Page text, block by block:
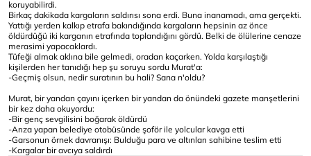
koruyabilirdi.
Birkaç dakikada kargaların saldırısı sona erdi. Buna inanamadı, ama gerçekti.
Yattığı yerden kalkıp etrafa bakındığında kargaların hepsinin az önce
öldürdüğü iki karganın etrafında toplandığını gördü. Belki de ölülerine cenaze
merasimi yapacaklardı.
Tüfeği almak aklına bile gelmedi, oradan kaçarken. Yolda karşılaştığı
kişilerden her tanıdığı hep şu soruyu sordu Murat'a:
-Geçmiş olsun, nedir suratının bu hali? Sana n'oldu?
Murat, bir yandan çayını içerken bir yandan da önündeki gazete manşetlerini
bir kez daha okuyordu:
-Bir genç sevgilisini boğarak öldürdü
-Arıza yapan belediye otobüsünde şoför ile yolcular kavga etti
-Garsonun örnek davranışı: Bulduğu para ve altınları sahibine teslim etti
-Kargalar bir avcıya saldırdı